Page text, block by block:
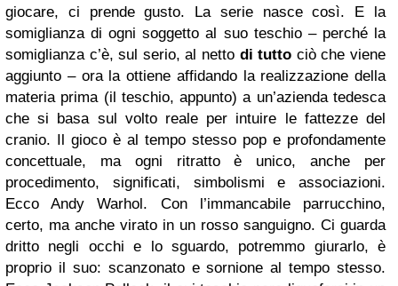
giocare, ci prende gusto. La serie nasce così. E la
somiglianza di ogni soggetto al suo teschio – perché la
somiglianza c’è, sul serio, al netto di tutto ciò che viene
aggiunto – ora la ottiene affidando la realizzazione della
materia prima (il teschio, appunto) a un’azienda tedesca
che si basa sul volto reale per intuire le fattezze del
cranio. Il gioco è al tempo stesso pop e profondamente
concettuale, ma ogni ritratto è unico, anche per
procedimento, significati, simbolismi e associazioni.
Ecco Andy Warhol. Con l’immancabile parrucchino,
certo, ma anche virato in un rosso sanguigno. Ci guarda
dritto negli occhi e lo sguardo, potremmo giurarlo, è
proprio il suo: scanzonato e sornione al tempo stesso.